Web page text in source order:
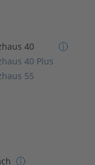
40
40 Plus
55